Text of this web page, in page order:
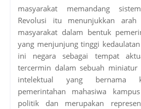
masyarakat memandang
Revolusi itu menunjukkan
masyarakat dalam bentuk
yang menjunjung tinggi
ini negara sebagai tempat
tercermin dalam sebuah miniatur
intelektual yang bernama
pemerintahan mahasiwa
politik dan merupakan